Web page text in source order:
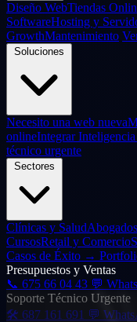
Diseño WebTiendas
SoftwareHosting y
GrowthMantenimiento
Soluciones
Necesito una web nueva
onlineIntegrar
técnico urgente
Sectores
Clínicas y Salud
CursosRetail y Comercio
Casos de Éxito →
Presupuestos y Ventas
📞 675 66 04 43 💬
Soporte Técnico Urgente
🛠️ 687 161 691 💬